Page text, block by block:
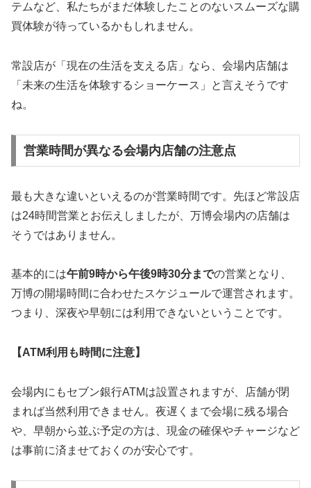
テムなど、私たちがまだ体験したことのないスムーズな購
買体験が待っているかもしれません。
常設店が「現在の生活を支える店」なら、会場内店舗は
「未来の生活を体験するショーケース」と言えそうです
ね。
営業時間が異なる会場内店舗の注意点
最も大きな違いといえるのが営業時間です。先ほど常設店
は24時間営業とお伝えしましたが、万博会場内の店舗は
そうではありません。
基本的には午前9時から午後9時30分までの営業となり、
万博の開場時間に合わせたスケジュールで運営されます。
つまり、 深夜や早朝には利用できないということです。
【ATM利用も時間に注意】
会場内にもセブン銀行ATMは設置されますが、店舗が閉
まれば当然利用できません。夜遅くまで会場に残る場合
や、早朝から並ぶ予定の方は、現金の確保やチャージなど
は事前に済ませておくのが安心です。